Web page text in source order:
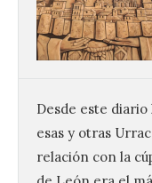
Desde este
esas y otras
relación con la